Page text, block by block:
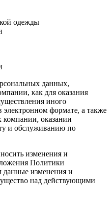
одежды
данных,
как для оказания
иного
электронном формате, а также
компании, оказании
и обслуживанию по
изменения и
Политики
данные изменения и
над действующими